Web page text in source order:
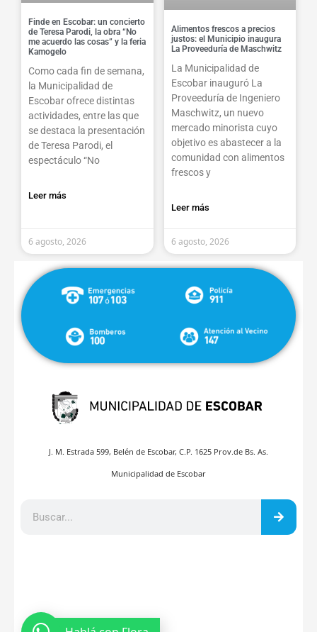
Finde en Escobar: un concierto
de Teresa Parodi, la obra “No
me acuerdo las cosas” y la feria
Kamogelo
Como cada fin de semana,
la Municipalidad de
Escobar ofrece distintas
actividades, entre las que
se destaca la presentación
de Teresa Parodi, el
espectáculo “No
Leer más
6 agosto, 2026
Alimentos frescos a precios
justos: el Municipio inaugura
La Proveeduría de Maschwitz
La Municipalidad de
Escobar inauguró La
Proveeduría de Ingeniero
Maschwitz, un nuevo
mercado minorista cuyo
objetivo es abastecer a la
comunidad con alimentos
frescos y
Leer más
6 agosto, 2026
J. M. Estrada 599, Belén de Escobar, C.P. 1625 Prov.de Bs. As.
Municipalidad de Escobar